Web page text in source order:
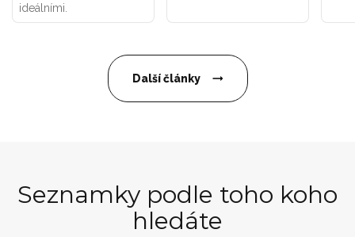
ideálními.
Další články
Seznamky podle toho koho
hledáte